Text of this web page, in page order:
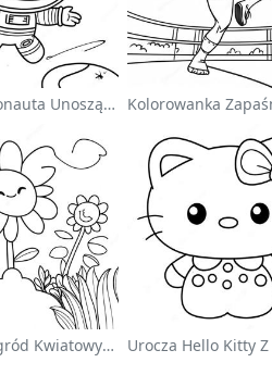
Uroczy Astronauta Unoszący Się W Kosmosie - Kolorowanka
Kolorowy Ogród Kwiatowy Na Kolorowance